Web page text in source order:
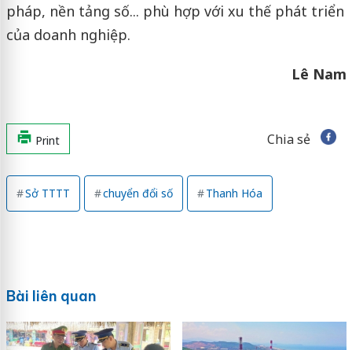
pháp, nền tảng số... phù hợp với xu thế phát triển
của doanh nghiệp.
Lê Nam
Print Chia sẻ
Sở TTTT chuyển đổi số Thanh Hóa
Bài liên quan